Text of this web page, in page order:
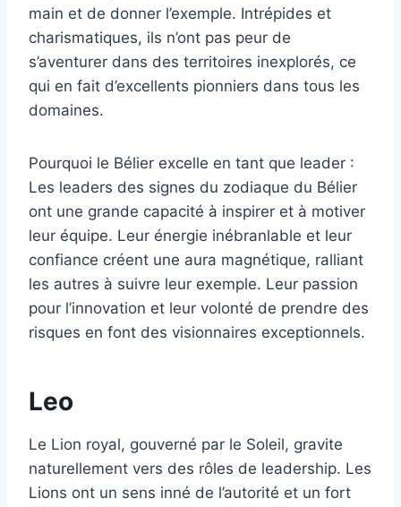
main et de donner l’exemple. Intrépides et
charismatiques, ils n’ont pas peur de
s’aventurer dans des territoires inexplorés, ce
qui en fait d’excellents pionniers dans tous les
domaines.
Pourquoi le Bélier excelle en tant que leader :
Les leaders des signes du zodiaque du Bélier
ont une grande capacité à inspirer et à motiver
leur équipe. Leur énergie inébranlable et leur
confiance créent une aura magnétique, ralliant
les autres à suivre leur exemple. Leur passion
pour l’innovation et leur volonté de prendre des
risques en font des visionnaires exceptionnels.
Leo
Le Lion royal, gouverné par le Soleil, gravite
naturellement vers des rôles de leadership. Les
Lions ont un sens inné de l’autorité et un fort